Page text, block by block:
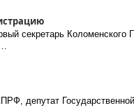
секретарь
депутат